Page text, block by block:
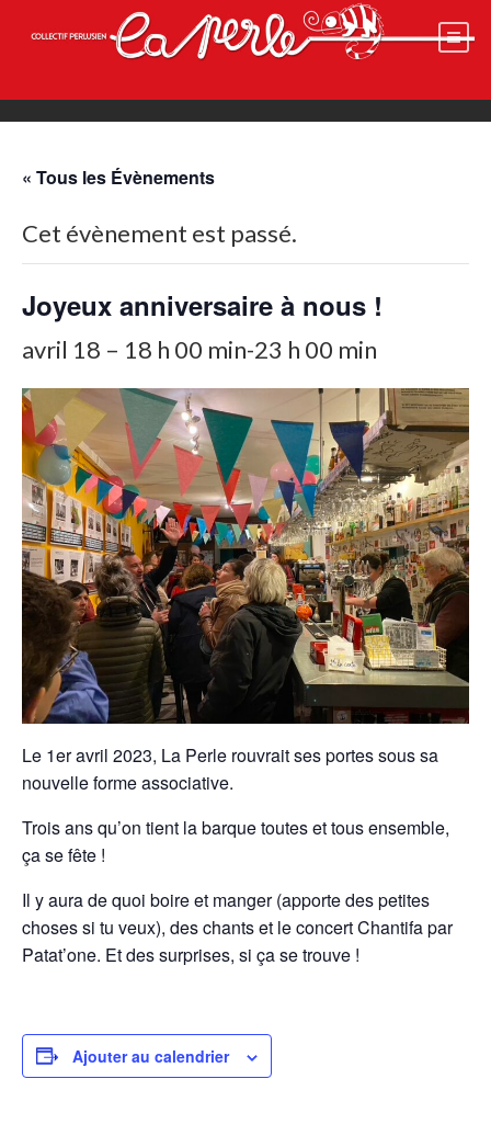
« Tous les Évènements
Cet évènement est passé.
Joyeux anniversaire à nous !
avril 18 – 18 h 00 min-23 h 00 min
Le 1er avril 2023, La Per­le rou­vrait ses portes sous sa
nou­velle forme associative.
Trois ans qu’on tient la bar­que toutes et tous ensem­ble,
ça se fête !
Il y aura de quoi boire et manger (apporte des petites
choses si tu veux), des chants et le con­cert Chan­tifa par
Patat’one. Et des sur­pris­es, si ça se trouve !
Ajouter au calendrier